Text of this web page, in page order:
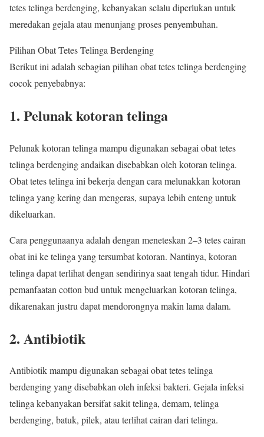
tetes telinga berdenging, kebanyakan selalu diperlukan untuk
meredakan gejala atau menunjang proses penyembuhan.
Pilihan Obat Tetes Telinga Berdenging
Berikut ini adalah sebagian pilihan obat tetes telinga berdenging
cocok penyebabnya:
1. Pelunak kotoran telinga
Pelunak kotoran telinga mampu digunakan sebagai obat tetes
telinga berdenging andaikan disebabkan oleh kotoran telinga.
Obat tetes telinga ini bekerja dengan cara melunakkan kotoran
telinga yang kering dan mengeras, supaya lebih enteng untuk
dikeluarkan.
Cara penggunaanya adalah dengan meneteskan 2–3 tetes cairan
obat ini ke telinga yang tersumbat kotoran. Nantinya, kotoran
telinga dapat terlihat dengan sendirinya saat tengah tidur. Hindari
pemanfaatan cotton bud untuk mengeluarkan kotoran telinga,
dikarenakan justru dapat mendorongnya makin lama dalam.
2. Antibiotik
Antibiotik mampu digunakan sebagai obat tetes telinga
berdenging yang disebabkan oleh infeksi bakteri. Gejala infeksi
telinga kebanyakan bersifat sakit telinga, demam, telinga
berdenging, batuk, pilek, atau terlihat cairan dari telinga.